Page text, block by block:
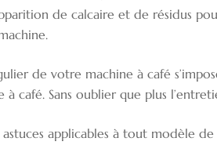
de calcaire et de résidus
de votre machine à café
café. Sans oublier que plus
applicables à tout modèle de